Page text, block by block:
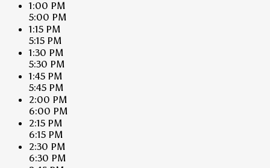
1:00 PM
5:00 PM
1:15 PM
5:15 PM
1:30 PM
5:30 PM
1:45 PM
5:45 PM
2:00 PM
6:00 PM
2:15 PM
6:15 PM
2:30 PM
6:30 PM